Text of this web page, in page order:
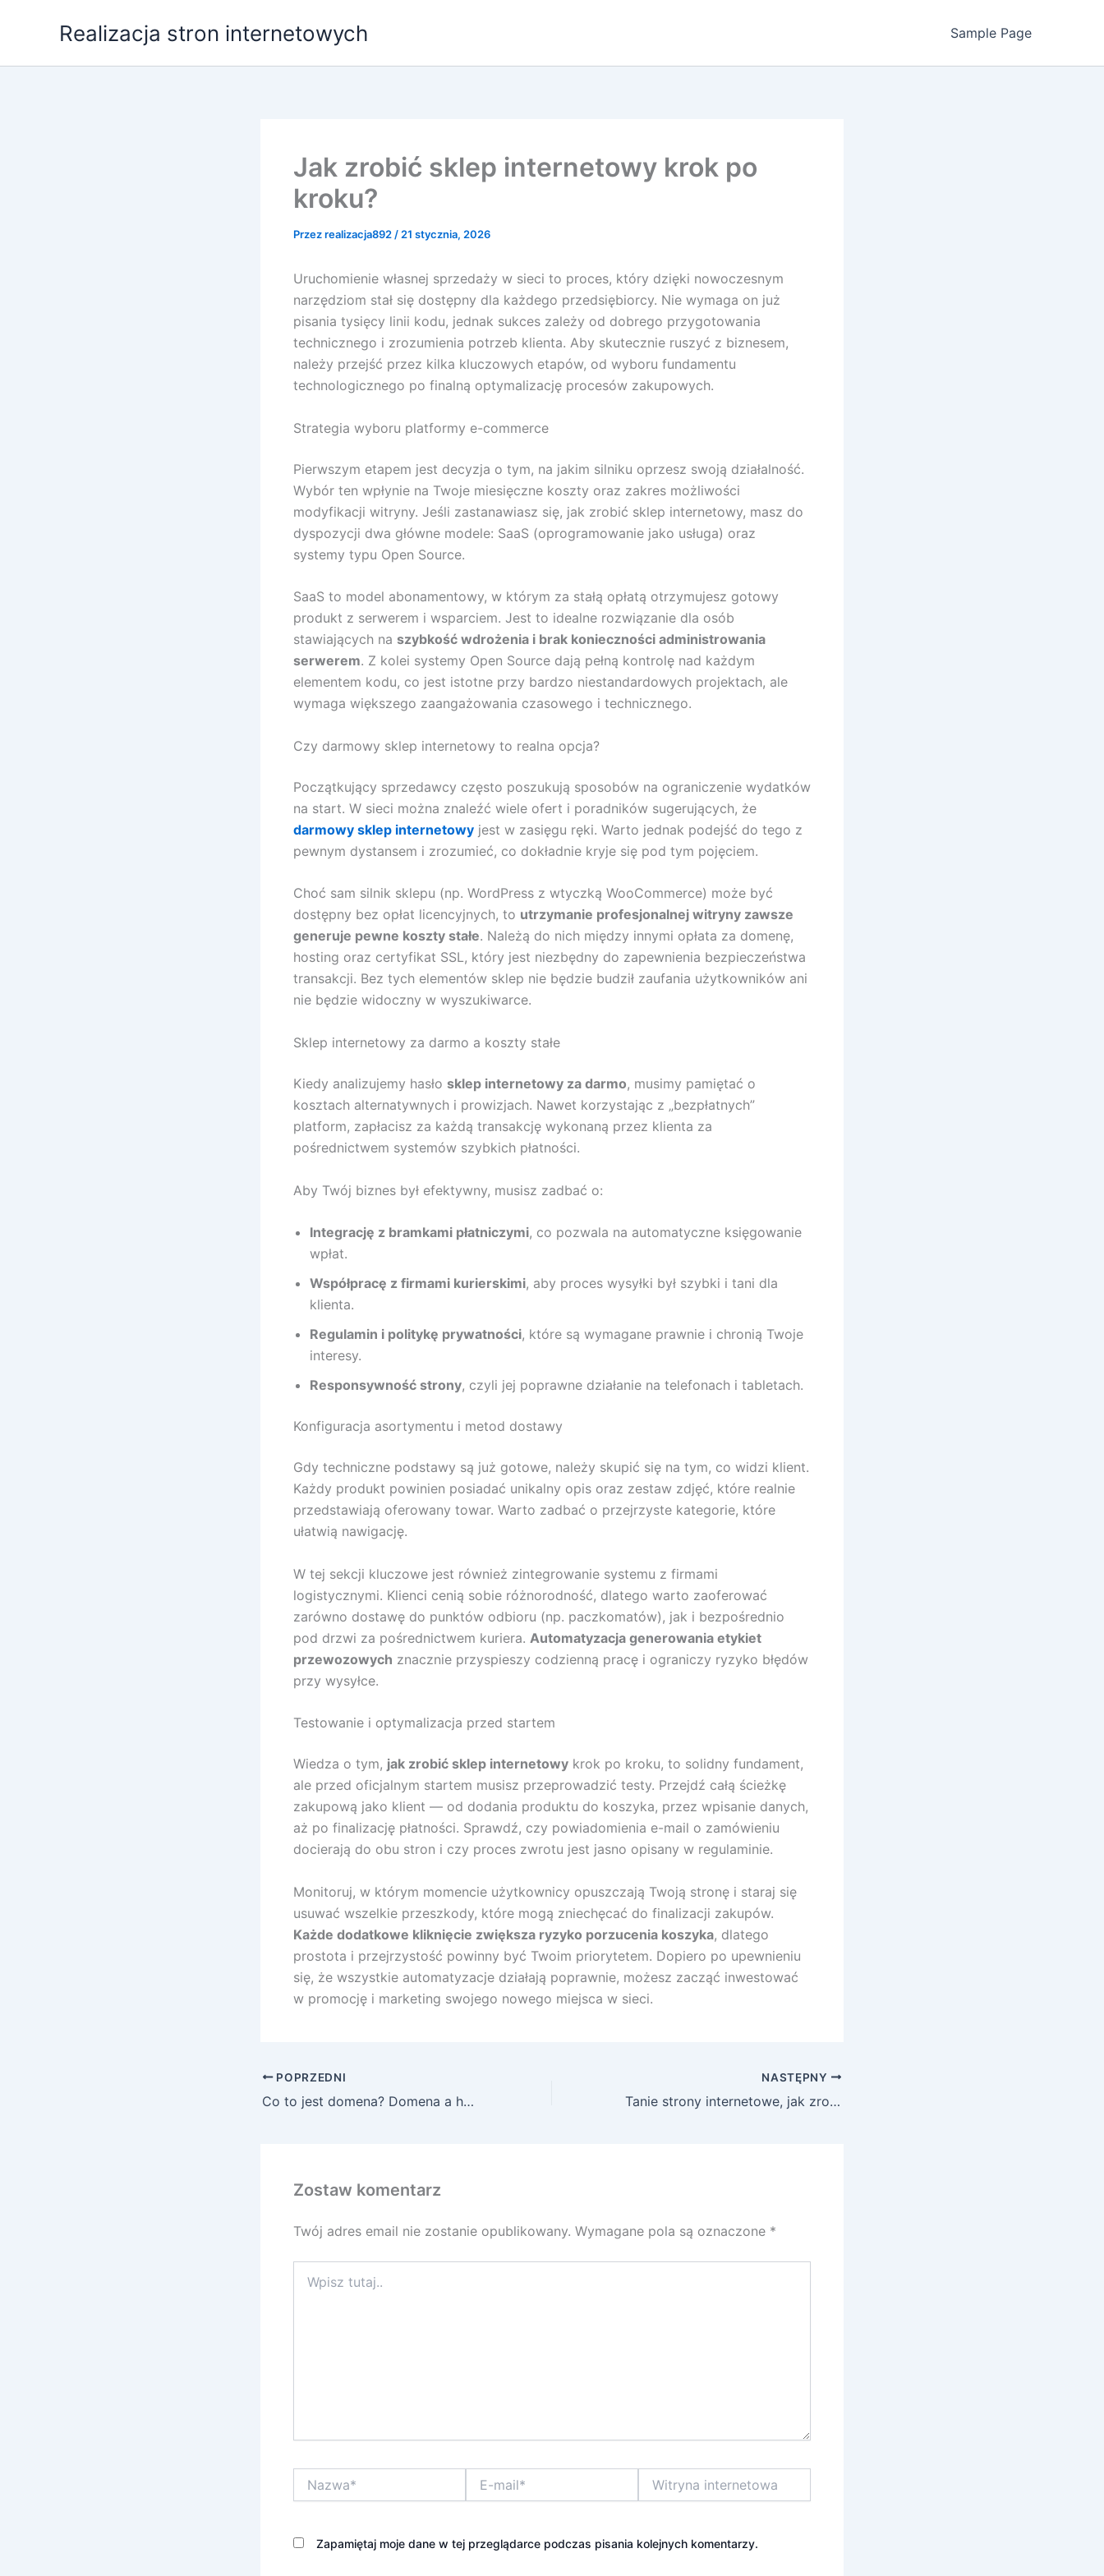
Realizacja stron internetowych Sample Page
Jak zrobić sklep internetowy krok po
kroku?
Przezrealizacja892 / 21 stycznia, 2026
Uruchomienie własnej sprzedaży w sieci to proces, który dzięki nowoczesnym
narzędziom stał się dostępny dla każdego przedsiębiorcy. Nie wymaga on już
pisania tysięcy linii kodu, jednak sukces zależy od dobrego przygotowania
technicznego i zrozumienia potrzeb klienta. Aby skutecznie ruszyć z biznesem,
należy przejść przez kilka kluczowych etapów, od wyboru fundamentu
technologicznego po finalną optymalizację procesów zakupowych.
Strategia wyboru platformy e-commerce
Pierwszym etapem jest decyzja o tym, na jakim silniku oprzesz swoją działalność.
Wybór ten wpłynie na Twoje miesięczne koszty oraz zakres możliwości
modyfikacji witryny. Jeśli zastanawiasz się, jak zrobić sklep internetowy, masz do
dyspozycji dwa główne modele: SaaS (oprogramowanie jako usługa) oraz
systemy typu Open Source.
SaaS to model abonamentowy, w którym za stałą opłatą otrzymujesz gotowy
produkt z serwerem i wsparciem. Jest to idealne rozwiązanie dla osób
stawiających na szybkość wdrożenia i brak konieczności administrowania
serwerem. Z kolei systemy Open Source dają pełną kontrolę nad każdym
elementem kodu, co jest istotne przy bardzo niestandardowych projektach, ale
wymaga większego zaangażowania czasowego i technicznego.
Czy darmowy sklep internetowy to realna opcja?
Początkujący sprzedawcy często poszukują sposobów na ograniczenie wydatków
na start. W sieci można znaleźć wiele ofert i poradników sugerujących, że
darmowy sklep internetowy jest w zasięgu ręki. Warto jednak podejść do tego z
pewnym dystansem i zrozumieć, co dokładnie kryje się pod tym pojęciem.
Choć sam silnik sklepu (np. WordPress z wtyczką WooCommerce) może być
dostępny bez opłat licencyjnych, to utrzymanie profesjonalnej witryny zawsze
generuje pewne koszty stałe. Należą do nich między innymi opłata za domenę,
hosting oraz certyfikat SSL, który jest niezbędny do zapewnienia bezpieczeństwa
transakcji. Bez tych elementów sklep nie będzie budził zaufania użytkowników ani
nie będzie widoczny w wyszukiwarce.
Sklep internetowy za darmo a koszty stałe
Kiedy analizujemy hasło sklep internetowy za darmo, musimy pamiętać o
kosztach alternatywnych i prowizjach. Nawet korzystając z „bezpłatnych”
platform, zapłacisz za każdą transakcję wykonaną przez klienta za
pośrednictwem systemów szybkich płatności.
Aby Twój biznes był efektywny, musisz zadbać o:
Integrację z bramkami płatniczymi, co pozwala na automatyczne księgowanie
wpłat.
Współpracę z firmami kurierskimi, aby proces wysyłki był szybki i tani dla
klienta.
Regulamin i politykę prywatności, które są wymagane prawnie i chronią Twoje
interesy.
Responsywność strony, czyli jej poprawne działanie na telefonach i tabletach.
Konfiguracja asortymentu i metod dostawy
Gdy techniczne podstawy są już gotowe, należy skupić się na tym, co widzi klient.
Każdy produkt powinien posiadać unikalny opis oraz zestaw zdjęć, które realnie
przedstawiają oferowany towar. Warto zadbać o przejrzyste kategorie, które
ułatwią nawigację.
W tej sekcji kluczowe jest również zintegrowanie systemu z firmami
logistycznymi. Klienci cenią sobie różnorodność, dlatego warto zaoferować
zarówno dostawę do punktów odbioru (np. paczkomatów), jak i bezpośrednio
pod drzwi za pośrednictwem kuriera. Automatyzacja generowania etykiet
przewozowych znacznie przyspieszy codzienną pracę i ograniczy ryzyko błędów
przy wysyłce.
Testowanie i optymalizacja przed startem
Wiedza o tym, jak zrobić sklep internetowy krok po kroku, to solidny fundament,
ale przed oficjalnym startem musisz przeprowadzić testy. Przejdź całą ścieżkę
zakupową jako klient — od dodania produktu do koszyka, przez wpisanie danych,
aż po finalizację płatności. Sprawdź, czy powiadomienia e-mail o zamówieniu
docierają do obu stron i czy proces zwrotu jest jasno opisany w regulaminie.
Monitoruj, w którym momencie użytkownicy opuszczają Twoją stronę i staraj się
usuwać wszelkie przeszkody, które mogą zniechęcać do finalizacji zakupów.
Każde dodatkowe kliknięcie zwiększa ryzyko porzucenia koszyka, dlatego
prostota i przejrzystość powinny być Twoim priorytetem. Dopiero po upewnieniu
się, że wszystkie automatyzacje działają poprawnie, możesz zacząć inwestować
w promocję i marketing swojego nowego miejsca w sieci.
POPRZEDNI
Co to jest domena? Domena a hosting
NASTĘPNY
Tanie strony internetowe, jak zrobić stronę najtaniej?
Zostaw komentarz
Twój adres email nie zostanie opublikowany. Wymagane pola są oznaczone *
tutaj..
mail*
internetowa
Zapamiętaj moje dane w tej przeglądarce podczas pisania kolejnych komentarzy.